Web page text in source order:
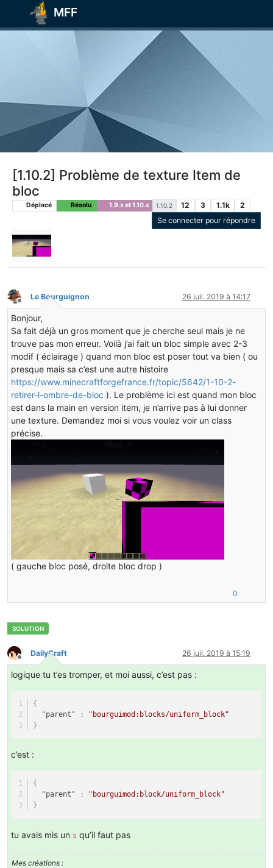
MFF
[1.10.2] Problème de texture Item de
bloc
Déplacé Résolu 1.9.x et 1.10.x 1.10.2 12 3 1.1k
2
Se connecter pour répondre
Hors-ligne
Le Bourguignon 26 juil. 2019 à 14:17
Bonjour,
Sa fait déjà un gros moment que je cherche seul mais je ne
trouve pas mon erreur. Voilà j’ai fait un bloc simple avec 2-3
modif ( éclairage ) quand mon bloc est poser tout va bien ( ou
presque mais sa c’est une autre histoire
https://www.minecraftforgefrance.fr/topic/5642/1-10-2-
retirer-l-ombre-de-bloc ). Le problème ici est quand mon bloc
est dans la main en version item, je n’arrive pas à lui donner
une texture. Demandez moi si vous voulez voir un class
précise.
( gauche bloc posé, droite bloc drop )
0
Hors-ligne
DailyCraft 26 juil. 2019 à 15:19
logique tu t’es tromper, et moi aussi, c’est pas :
{
"parent"
:
"bourguimod:blocks/uniform_block"
}
c’est :
{
"parent"
:
"bourguimod:block/uniform_block"
}
tu avais mis un s qu’il faut pas
Mes créations :